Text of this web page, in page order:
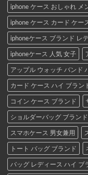
iphone ケース おしゃれ メ
iphone ケース カード ケー
iphoneケース ブランド レ
iphoneケース 人気 女子
アップル ウォッチ バンド
カード ケース ハイ ブラン
コイン ケース ブランド
ショルダーバッグ ブランド
スマホケース 男女兼用
トート バッグ ブランド
バッグ レディース ハイ ブ